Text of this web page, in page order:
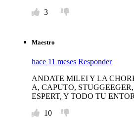
3
Maestro
hace 11 meses Responder
ANDATE MILEI Y LA
A, CAPUTO,
ESPERT, Y TODO TU
10